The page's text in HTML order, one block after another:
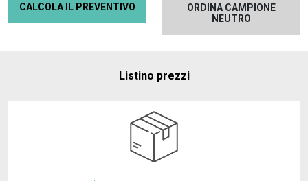
CALCOLA IL PREVENTIVO
ORDINA CAMPIONE
NEUTRO
Listino prezzi